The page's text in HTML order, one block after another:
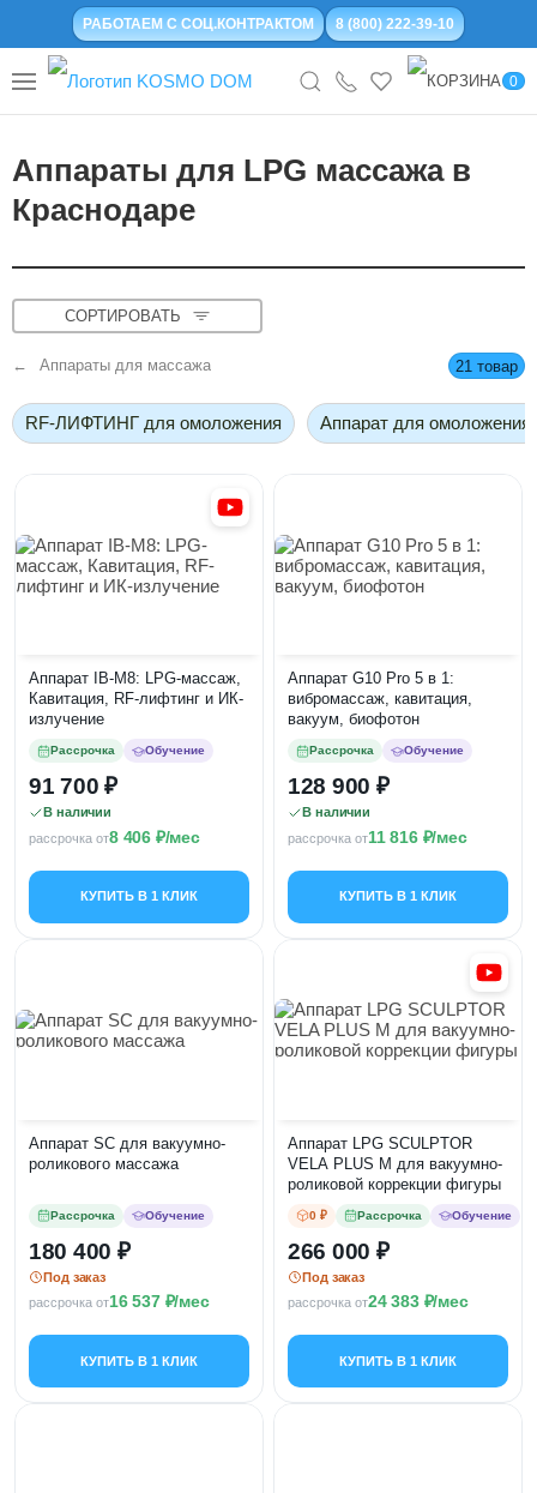
РАБОТАЕМ С СОЦ.КОНТРАКТОМ 8 (800) 222-39-10
0
Аппараты для LPG массажа в
Краснодаре
СОРТИРОВАТЬ
Аппараты для массажа 21 товар
RF-ЛИФТИНГ для омоложения Аппарат для омоложения
Аппарат IB-M8: LPG-массаж,
Кавитация, RF-лифтинг и ИК-
излучение
Рассрочка Обучение
91 700
В наличии
рассрочка от8 406 /мес
КУПИТЬ В 1 КЛИК
Аппарат G10 Pro 5 в 1:
вибромассаж, кавитация,
вакуум, биофотон
Рассрочка Обучение
128 900
В наличии
рассрочка от11 816 /мес
КУПИТЬ В 1 КЛИК
Аппарат SC для вакуумно-
роликового массажа
Рассрочка Обучение
180 400
Под заказ
рассрочка от16 537 /мес
КУПИТЬ В 1 КЛИК
Аппарат LPG SCULPTOR
VELA PLUS M для вакуумно-
роликовой коррекции фигуры
0 ₽ Рассрочка Обучение
266 000
Под заказ
рассрочка от24 383 /мес
КУПИТЬ В 1 КЛИК